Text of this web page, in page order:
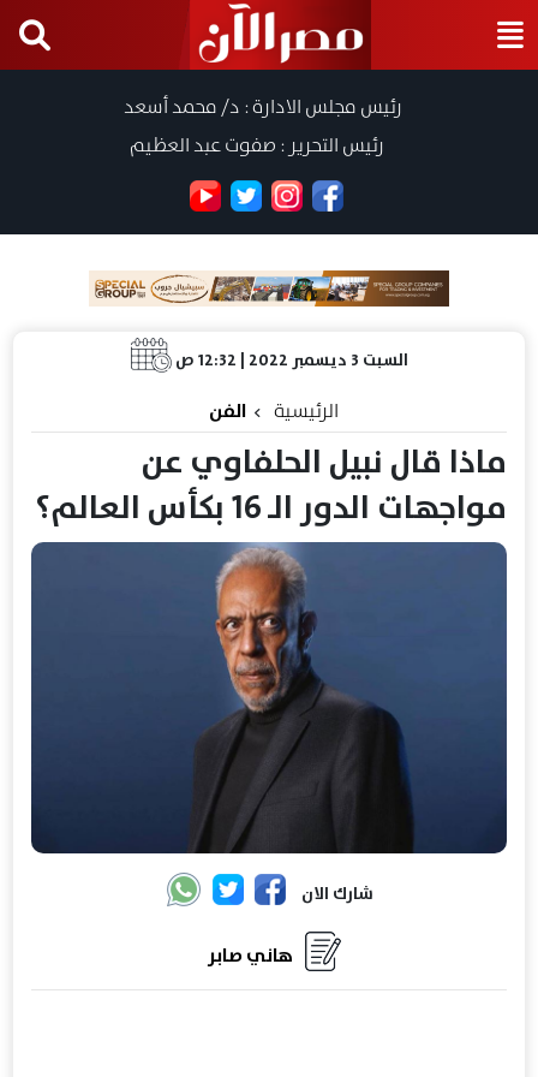
رئيس مجلس الادارة : د/ محمد أسعد
رئيس التحرير : صفوت عبد العظيم
السبت 3 ديسمبر 2022 | 12:32 ص
الرئيسية الفن
ماذا قال نبيل الحلفاوي عن
مواجهات الدور الـ 16 بكأس العالم؟
شارك الان
هاني صابر